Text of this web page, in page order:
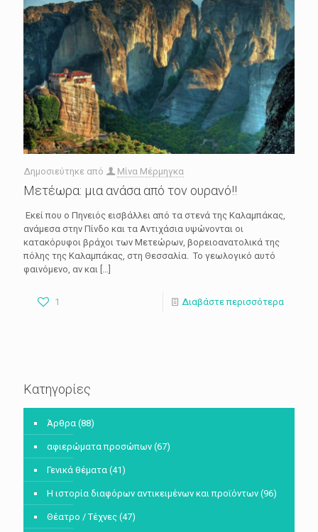
Δημοσιεύτηκε από Μίνα Μέρμηγκα
Μετέωρα: μια ανάσα από τον ουρανό!!
Εκεί που ο Πηνειός εισβάλλει από τα στενά της Καλαμπάκας,
ανάμεσα στην Πίνδο και τα Αντιχάσια υψώνονται οι
κατακόρυφοι βράχοι των Μετεώρων, βορειοανατολικά της
πόλης της Καλαμπάκας, στη Θεσσαλία. Το γεωλογικό αυτό
φαινόμενο, αν και […]
1 Διαβάστε περισσότερα
Κατηγορίες
Άρθρα (88)
αφιερώματα προσώπων (67)
Γενικά θέματα (41)
Η ιστορία διαφόρων αντικειμένων και προϊόντων (96)
Θέατρο / Τέχνες (47)